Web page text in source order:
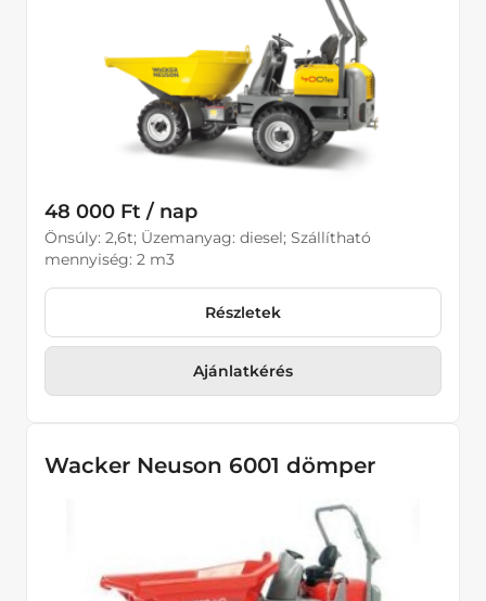
48 000 Ft / nap
Önsúly: 2,6t; Üzemanyag: diesel; Szállítható
mennyiség: 2 m3
Részletek
Ajánlatkérés
Wacker Neuson 6001 dömper